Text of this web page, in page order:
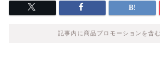
記事内に商品プロモーションを含